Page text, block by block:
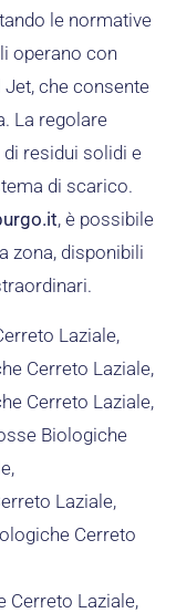
le normative
operano con
che consente
La regolare
di residui solidi e
di scarico.
, è possibile
zona, disponibili
Laziale,
Cerreto Laziale,
Cerreto Laziale,
Biologiche
Laziale,
Cerreto
Cerreto Laziale,